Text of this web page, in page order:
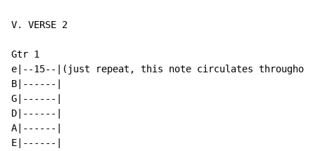
V. VERSE 2
Gtr 1
e|--15--|(just repeat, this note circulates
B|------|
G|------|
D|------|
A|------|
E|------|